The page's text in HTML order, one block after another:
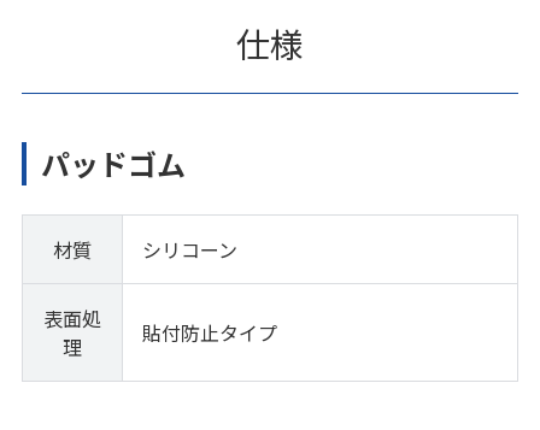
仕様
パッドゴム
材質 シリコーン
表面処
理
貼付防止タイプ